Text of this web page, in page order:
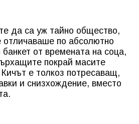
да са уж тайно общество,
отличаваше по абсолютно
от времената на соца,
покрай масите
е толкоз потресаващ,
и снизхождение, вместо